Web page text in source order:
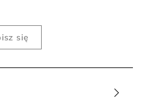
kaczym puchem i pierzem.
szyku są także długie kurtki
odmian tego tworzywa. Topowe